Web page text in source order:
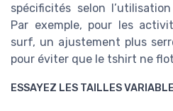
spécificités selon
Par exemple, pour les
surf, un ajustement plus
pour éviter que le tshirt ne
ESSAYEZ LES TAILLES